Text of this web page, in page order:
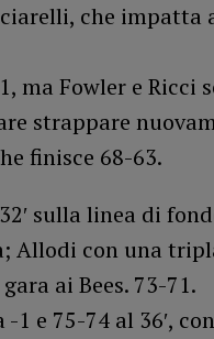
che impatta
ma Fowler e Ricci
strappare
finisce 68-63.
sulla linea di
Allodi con una
ai Bees. 73-71.
e 75-74 al 36′,